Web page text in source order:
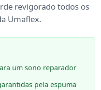
revigorado todos os
Umaflex.
um sono reparador
pela espuma